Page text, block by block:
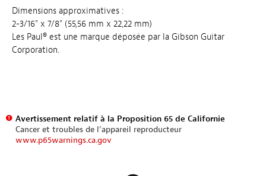
Dimensions approximatives :
2-3/16" x 7/8" (55,56 mm x 22,22 mm)
Les Paul® est une marque déposée par la Gibson Guitar
Corporation.
Avertissement relatif à la Proposition 65 de Californie
Cancer et troubles de l’appareil reproducteur
www.p65warnings.ca.gov